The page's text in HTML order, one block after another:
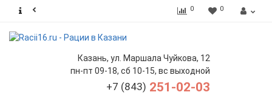
0 0
Казань, ул. Маршала Чуйкова, 12
пн-пт 09-18, сб 10-15, вс выходной
+7 (843) 251-02-03